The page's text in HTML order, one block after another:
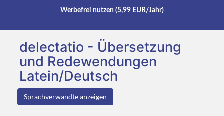
Werbefrei nutzen (5,99 EUR/Jahr)
delectatio - Übersetzung
und Redewendungen
Latein/Deutsch
Sprachverwandte anzeigen